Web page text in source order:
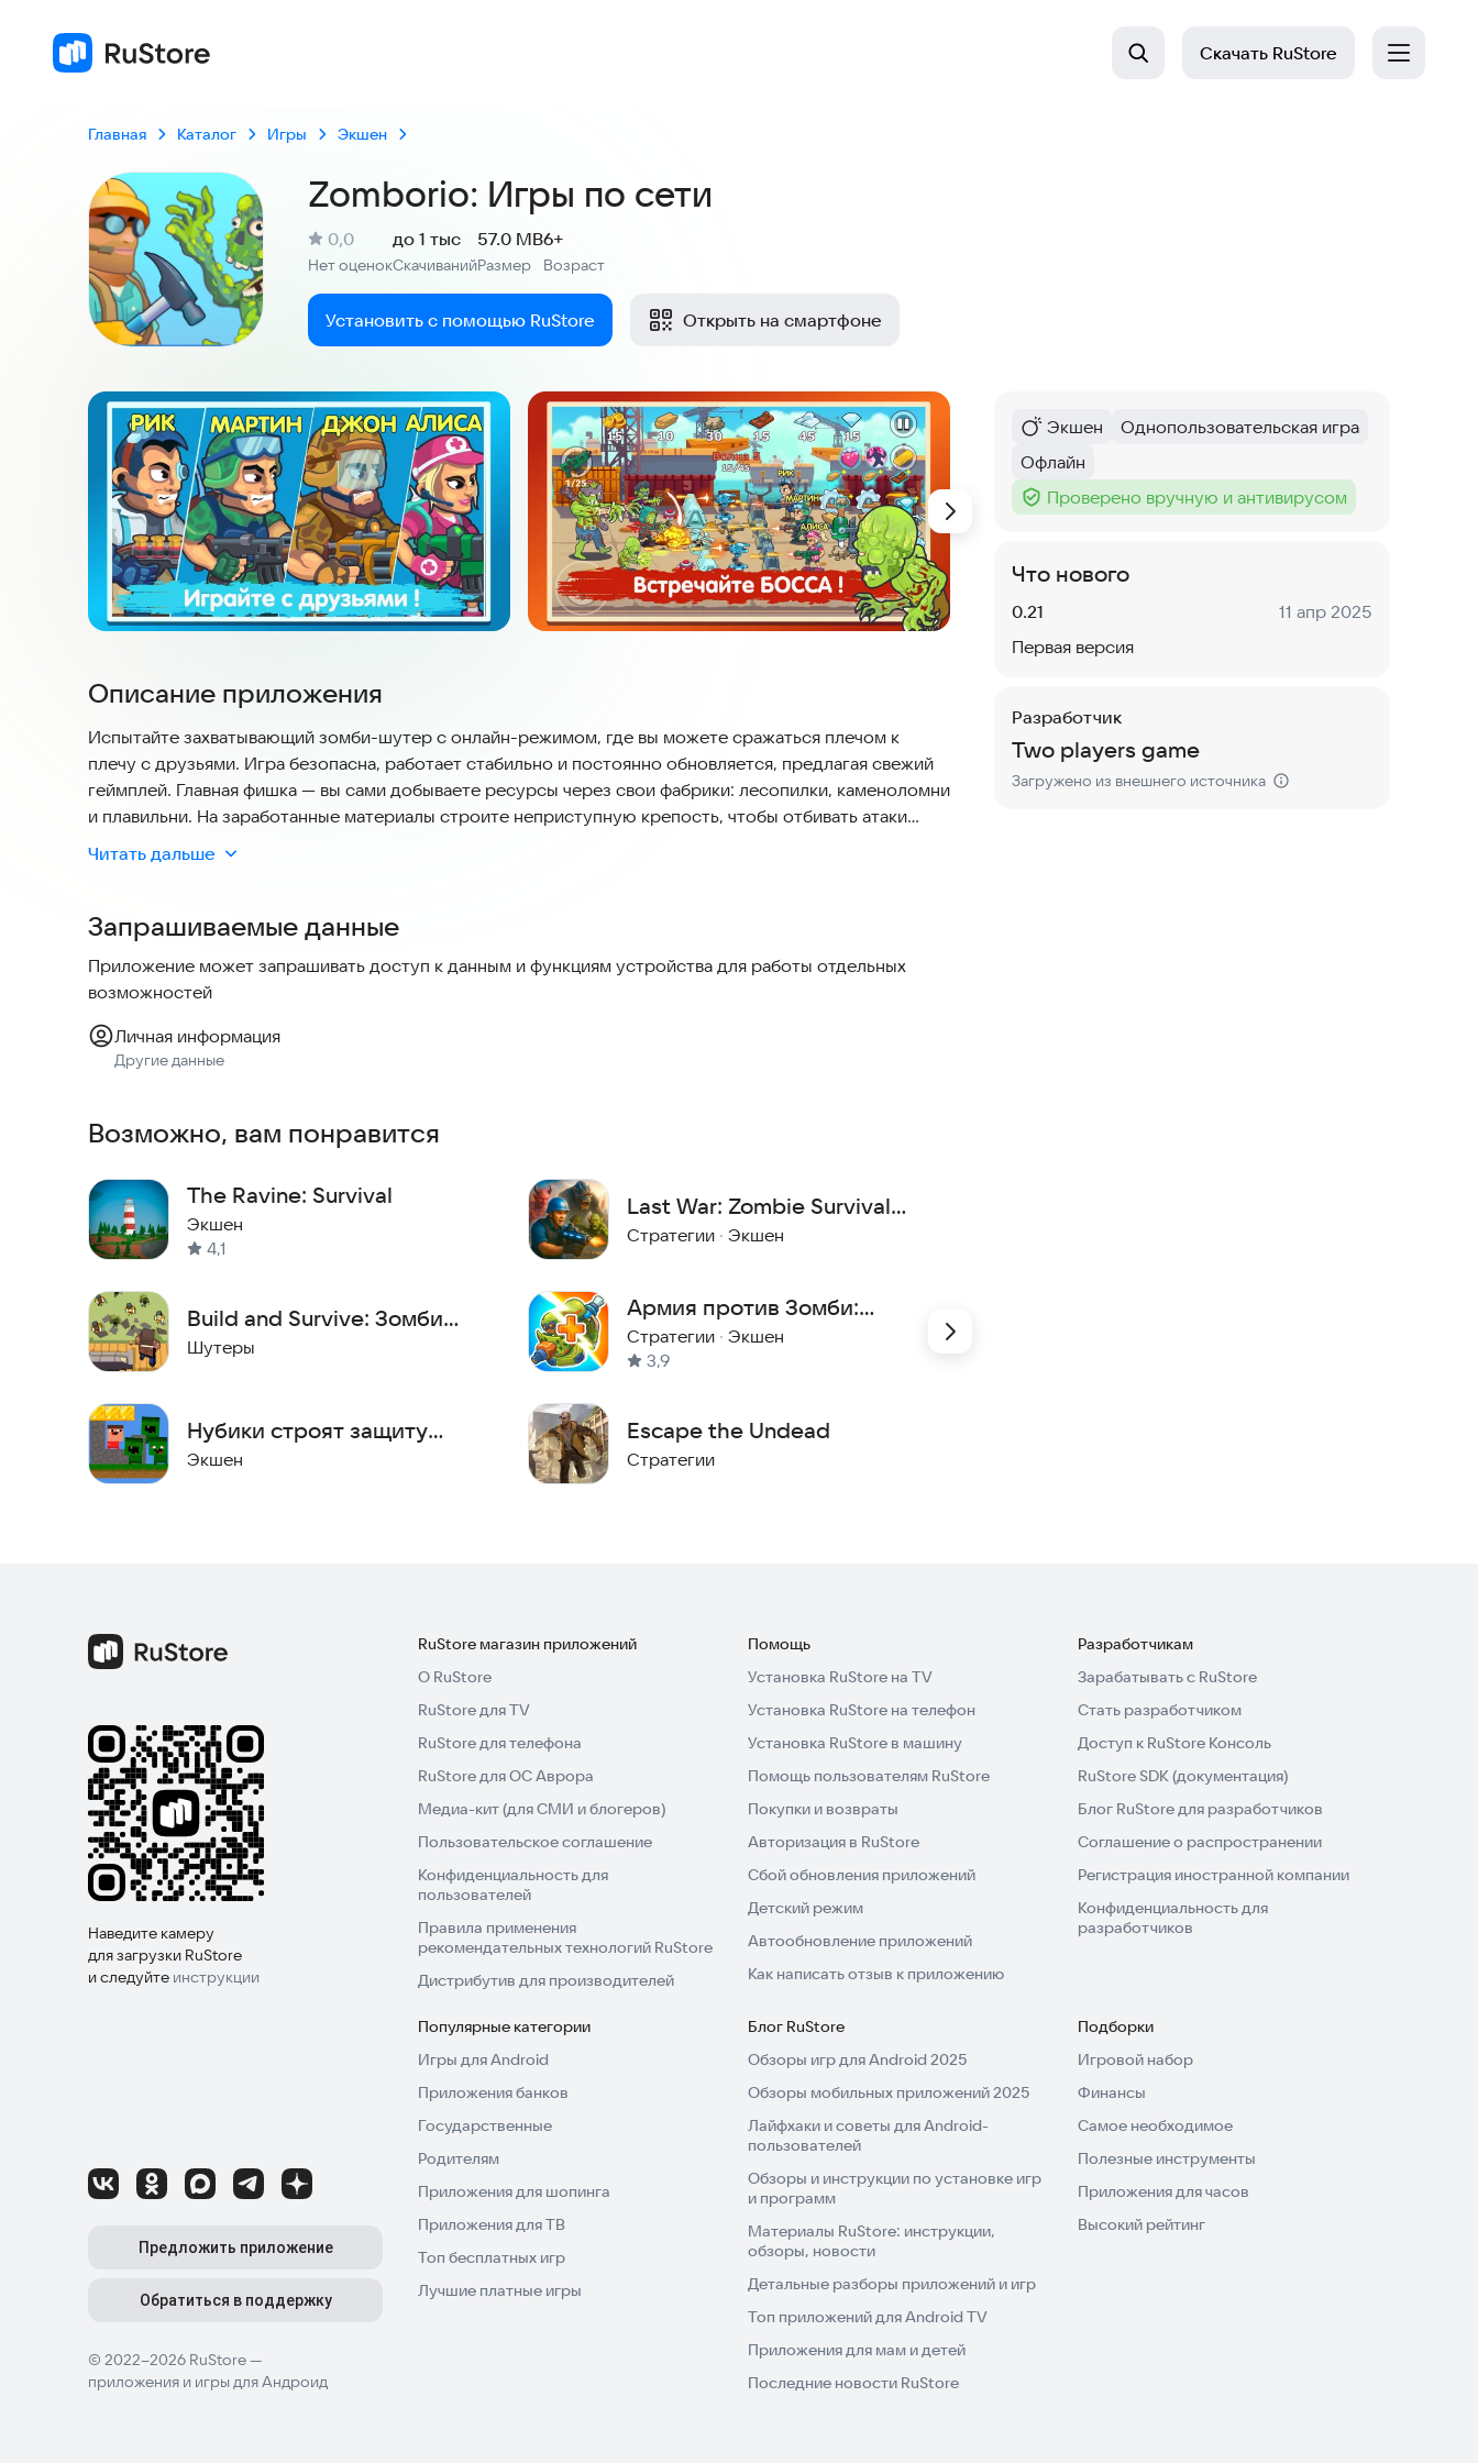
Скачать RuStore
Главная Каталог Игры Экшен
Zomborio: Игры по сети
Рейтинг:
0,0
Нет оценокСкачиваний
до 1 тыс
Размер
57.0 MB
Возраст
6+
Установить с помощью RuStore Открыть на смартфоне
Скриншоты
Описание приложения
Испытайте захватывающий зомби-шутер с онлайн-режимом, где вы можете сражаться плечом к
плечу с друзьями. Игра безопасна, работает стабильно и постоянно обновляется, предлагая свежий
геймплей. Главная фишка — вы сами добываете ресурсы через свои фабрики: лесопилки, каменоломни
и плавильни. На заработанные материалы строите неприступную крепость, чтобы отбивать атаки
зомби. Вам нужно выстоять около 20 волн, каждая из которых становится сложнее предыдущей. В
этом помогут друзья, случайные союзники по сети и ваши собственные заводы. За каждый раунд вы
уникальными навыками.
Особенности:
• Стройте фабрики и добывайте ресурсы.
• Возводите базу: ставьте стены, турели и мины.
• Уничтожайте зомби.
Примечание:
Проект находится на ранней стадии разработки. Если у вас есть вопросы или предложения, пишите
на почту:
Скачайте игру прямо сейчас и начните защищать свою базу!
Читать дальше
Запрашиваемые данные
Приложение может запрашивать доступ к данным и функциям устройства для работы отдельных
возможностей
Личная информация
Другие данные
Возможно, вам понравится
The Ravine: Survival
Экшен
4,1
Build and Survive: Зомби
шутер
Шутеры
Нубики строят защиту
против зомби
Экшен
Last War: Zombie Survival
Game
Стратегии · Экшен
Армия против Зомби:
Защита Башни
Стратегии · Экшен
3,9
Escape the Undead
Стратегии
Категория
Экшен
Тег:
Однопользовательская игра
Тег:
Офлайн
Тег :
Проверено вручную и антивирусом
Что нового
Версия:
0.21 Дата:
11 апр 2025
Первая версия
Разработчик
Two players game
Загружено из внешнего источника
Наведите камеру
для загрузки RuStore
и следуйте инструкции
© 2022–2026 RuStore —
приложения и игры для Андроид
Предложить приложение
Обратиться в поддержку
RuStore магазин приложений
О RuStore
RuStore для TV
RuStore для телефона
RuStore для ОС Аврора
Медиа-кит (для СМИ и блогеров)
Пользовательское соглашение
Конфиденциальность для
пользователей
Правила применения
рекомендательных технологий RuStore
Дистрибутив для производителей
Помощь
Установка RuStore на TV
Установка RuStore на телефон
Установка RuStore в машину
Помощь пользователям RuStore
Покупки и возвраты
Авторизация в RuStore
Сбой обновления приложений
Детский режим
Автообновление приложений
Как написать отзыв к приложению
Разработчикам
Зарабатывать с RuStore
Стать разработчиком
Доступ к RuStore Консоль
RuStore SDK (документация)
Блог RuStore для разработчиков
Соглашение о распространении
Регистрация иностранной компании
Конфиденциальность для
разработчиков
Популярные категории
Игры для Android
Приложения банков
Государственные
Родителям
Приложения для шопинга
Приложения для ТВ
Топ бесплатных игр
Лучшие платные игры
Блог RuStore
Обзоры игр для Android 2025
Обзоры мобильных приложений 2025
Лайфхаки и советы для Android-
пользователей
Обзоры и инструкции по установке игр
и программ
Материалы RuStore: инструкции,
обзоры, новости
Детальные разборы приложений и игр
Топ приложений для Android TV
Приложения для мам и детей
Последние новости RuStore
Подборки
Игровой набор
Финансы
Самое необходимое
Полезные инструменты
Приложения для часов
Высокий рейтинг